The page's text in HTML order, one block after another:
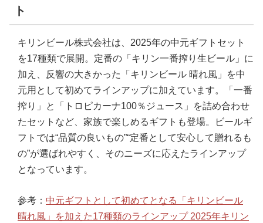
ト
キリンビール株式会社は、2025年の中元ギフトセット
を17種類で展開。定番の「キリン一番搾り生ビール」に
加え、反響の大きかった「キリンビール 晴れ風」を中
元用として初めてラインアップに加えています。「一番
搾り」と「トロピカーナ100％ジュース」を詰め合わせ
たセットなど、家族で楽しめるギフトも登場。ビールギ
フトでは“品質の良いもの”“定番として安心して贈れるも
の”が選ばれやすく、そのニーズに応えたラインアップ
となっています。
参考： 中元ギフトとして初めてとなる「キリンビール
晴れ風」を加えた17種類のラインアップ 2025年キリン